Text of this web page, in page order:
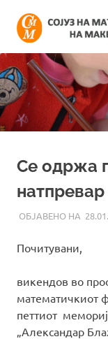
content
информации
поврзани
со
работата
на
Се одржа
Почитувани,
викендов во
математичкиот
петтиот
„Александар